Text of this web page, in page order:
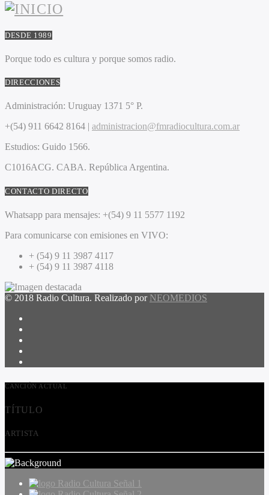
DESDE 1989
Porque todo es cultura y porque somos radio.
DIRECCIONES
Administración: Uruguay 1371 5° P.
+(54) 911 6642 8164 | administracion@fmradiocultura.com.ar
Estudios: Guido 1566.
C1016ACG. CABA. República Argentina.
CONTACTO DIRECTO
Whatsapp para mensajes: +(54) 9 11 5577 1192
Para comunicarse con emisiones en VIVO:
+ (54) 9 11 3987 4117
+ (54) 9 11 3987 4118
© 2018 Radio Cultura. Realizado por NEOMEDIOS
CANCIÓN ACTUAL
TÍTULO
ARTISTA
Radio Cultura Señal 1